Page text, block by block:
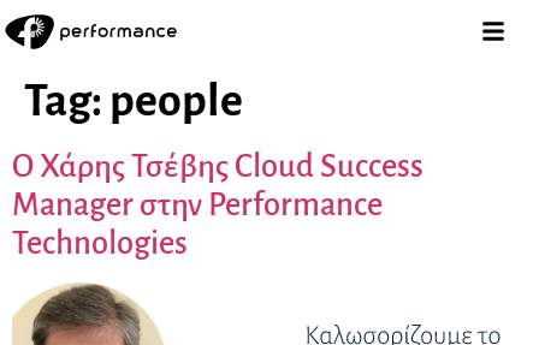
Tag: people
Ο Χάρης Τσέβης Cloud Success
Manager στην Performance
Technologies